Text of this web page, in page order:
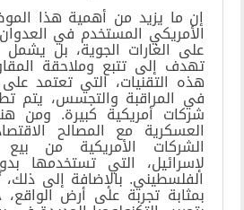
إن ما يزيد من أهمية هذا
الأمريكي المستخدم في
على الغارات الجوية، بل يشمل
تهدف إلى تتبع وملاحقة
هذه التقنيات، التي تعتمد
في المراقبة والتجسس، يتم
شركات أمريكية كبيرة. ومن
العسكرية مع المصالح
الشركات الأمريكية من بيع
لإسرائيل، التي تستخدمها
الفلسطيني. بالإضافة إلى
بمثابة تجربة على أرض